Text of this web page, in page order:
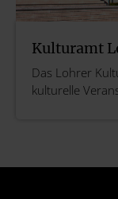
Kulturamt
Das Lohrer
kulturelle